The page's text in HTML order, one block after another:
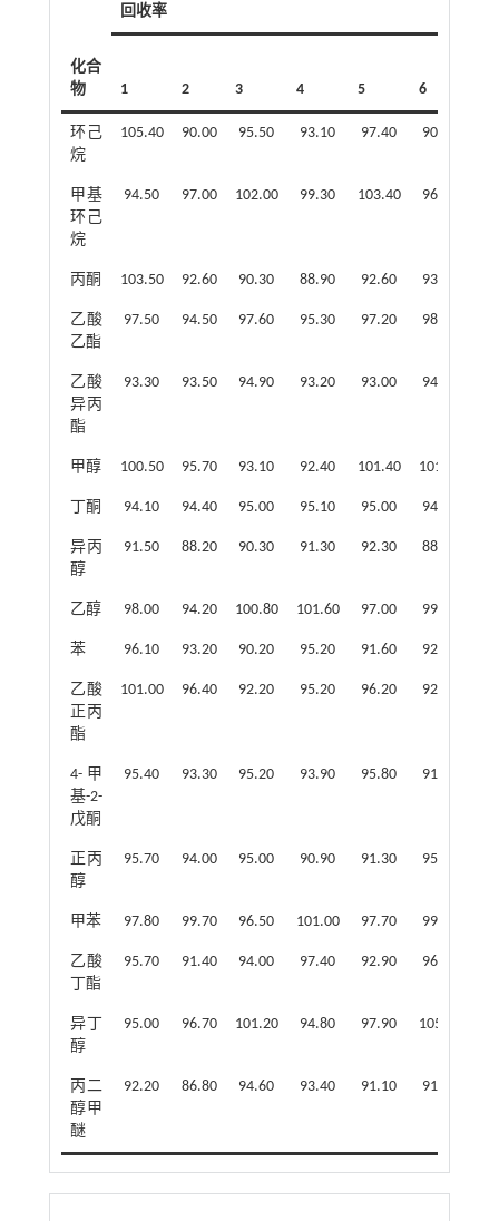
化合
物
回收率
1 2 3 4 5 6
环己
烷
105.40 90.00 95.50 93.10 97.40 90.20
甲基
环己
烷
94.50 97.00 102.00 99.30 103.40 96.80
丙酮 103.50 92.60 90.30 88.90 92.60 93.30
乙酸
乙酯
97.50 94.50 97.60 95.30 97.20 98.60
乙酸
异丙
酯
93.30 93.50 94.90 93.20 93.00 94.80
甲醇 100.50 95.70 93.10 92.40 101.40 101.30
丁酮 94.10 94.40 95.00 95.10 95.00 94.30
异丙
醇
91.50 88.20 90.30 91.30 92.30 88.60
乙醇 98.00 94.20 100.80 101.60 97.00 99.10
苯 96.10 93.20 90.20 95.20 91.60 92.40
乙酸
正丙
酯
101.00 96.40 92.20 95.20 96.20 92.60
4-甲
基-2-
戊酮
95.40 93.30 95.20 93.90 95.80 91.70
正丙
醇
95.70 94.00 95.00 90.90 91.30 95.80
甲苯 97.80 99.70 96.50 101.00 97.70 99.30
乙酸
丁酯
95.70 91.40 94.00 97.40 92.90 96.00
异丁
醇
95.00 96.70 101.20 94.80 97.90 105.30
丙二
醇甲
醚
92.20 86.80 94.60 93.40 91.10 91.00